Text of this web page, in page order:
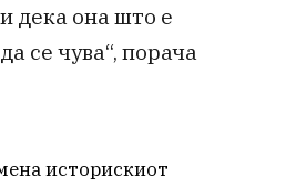
дека она што е
се чува“, порача
историскиот